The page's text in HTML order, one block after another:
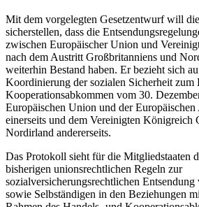
Mit dem vorgelegten Gesetzentwurf will
sicherstellen, dass die
zwischen Europäischer Union und
nach dem Austritt Großbritanniens und
weiterhin Bestand haben. Er bezieht sich
Koordinierung der sozialen Sicherheit zum
Kooperationsabkommen vom 30.
Europäischen Union und der
einerseits und dem Vereinigten Königreich
Nordirland andererseits.
Das Protokoll sieht für die Mitgliedstaaten
bisherigen unionsrechtlichen Regeln zur
sozialversicherungsrechtlichen
sowie Selbständigen in den Beziehungen